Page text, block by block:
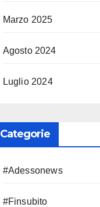
Marzo 2025
Agosto 2024
Luglio 2024
Categorie
#Adessonews
#Finsubito